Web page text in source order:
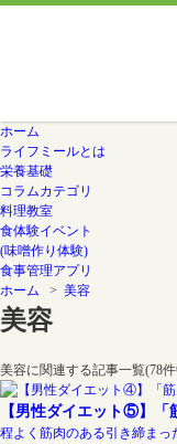
ホーム
ライフミールとは
栄養基礎
コラムカテゴリ
料理教室
食体験イベント
(味噌作り体験)
食事管理アプリ
ホーム > 美容
美容
美容に関連する記事一覧(78
【男性ダイエット⑤】「
程よく筋肉のある引き締ま